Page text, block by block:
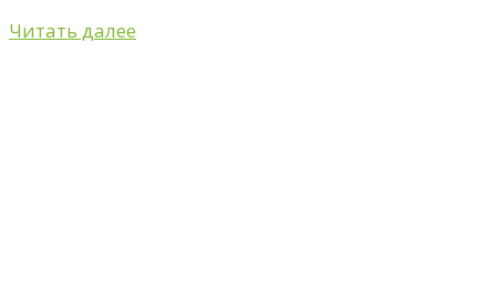
Читать далее